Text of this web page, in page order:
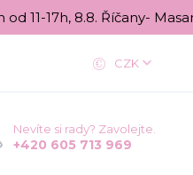
11-17h, 8.8. Říčany-
CZK
Nevíte si rady? Zavolejte.
+420 605 713 969